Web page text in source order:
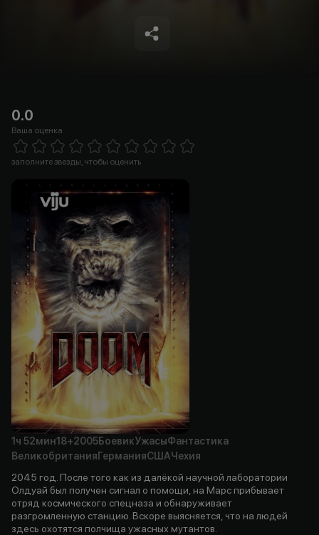
0.0
Ваша оценка
5 Stars
заполните звезды, чтобы оценить
1ч 52мин18+2005БоевикУжасыФантастика
Великобритания ГерманияСШАЧехия
2045 год. После того как из далёкой научной лаборатории
Олдуай был получен сигнал о помощи, на Марс прибывает
отряд космического спецназа и обнаруживает
разгромленную станцию. Вскоре выясняется, что на людей
здесь охотятся полчища ужасных мутантов.